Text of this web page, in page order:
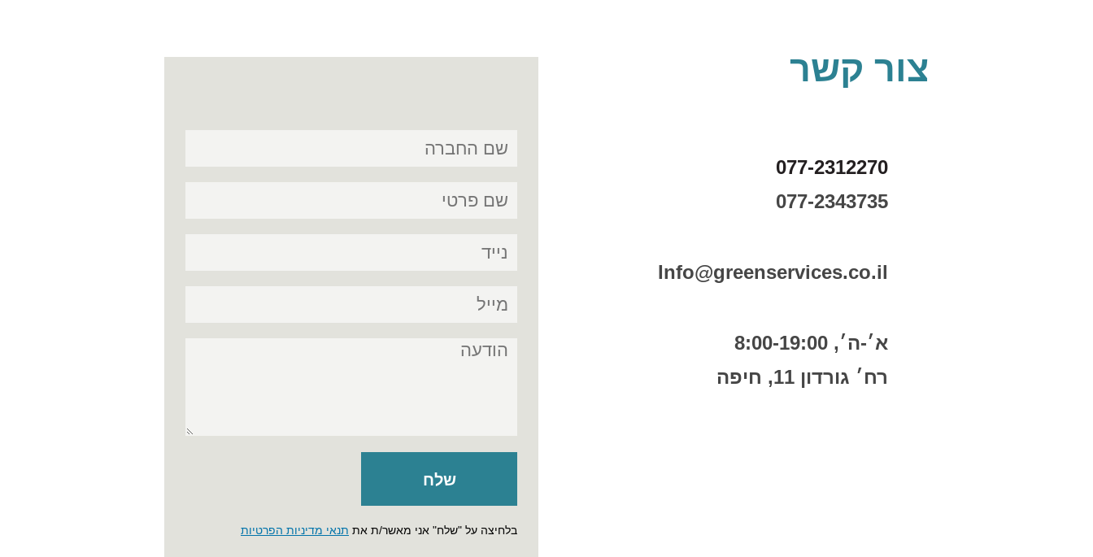
צור קשר
077-2312270
077-2343735
Info@greenservices.co.il
א׳-ה׳, 8:00-19:00
רח׳ גורדון 11, חיפה
בלחיצה על "שלח" אני מאשר/ת את תנאי מדיניות הפרטיות